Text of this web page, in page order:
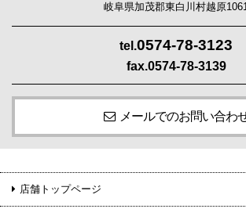
岐阜県加茂郡東白川村越原
tel.0574-78-3123
fax.0574-78-3139
メールでのお問い合わ
店舗トップページ